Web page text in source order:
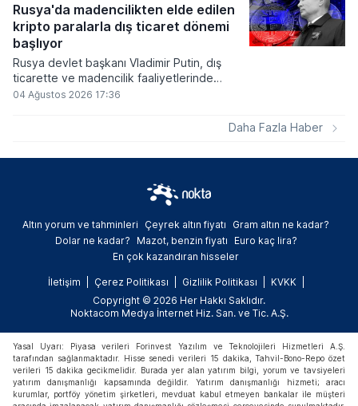
küresel likidite artışına yol açacağını belirtti
ve bitcoinin bu süreçte en hızlı tepki veren
varlık olacağı vurguladı.
Rusya'da madencilikten elde edilen
kripto paralarla dış ticaret dönemi
başlıyor
Rusya devlet başkanı Vladimir Putin, dış
ticarette ve madencilik faaliyetlerinde
kripto varlıkların kullanımına onay veren
04 Ağustos 2026 17:36
Daha Fazla Haber
Altın yorum ve tahminleri Çeyrek altın fiyatı
Gram altın ne kadar?
Dolar ne kadar?
Mazot, benzin fiyatı
Euro kaç lira?
En çok kazandıran hisseler
İletişim Çerez Politikası Gizlilik Politikası
KVKK
Copyright © 2026 Her Hakkı Saklıdır.
Noktacom Medya İnternet Hiz. San. ve Tic. A.Ş.
Yasal Uyarı: Piyasa verileri Forinvest Yazılım ve Teknolojileri Hizmetleri A.Ş.
tarafından sağlanmaktadır. Hisse senedi verileri 15 dakika, Tahvil-Bono-Repo özet
verileri 15 dakika gecikmelidir. Burada yer alan yatırım bilgi, yorum ve tavsiyeleri
yatırım danışmanlığı kapsamında değildir. Yatırım danışmanlığı hizmeti; aracı
kurumlar, portföy yönetim şirketleri, mevduat kabul etmeyen bankalar ile müşteri